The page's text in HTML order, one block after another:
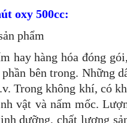
oxy 500cc:
phẩm
hay hàng hóa đóng
bên trong. Những
Trong không khí, có
vật và nấm mốc.
dưỡng, chất lượng